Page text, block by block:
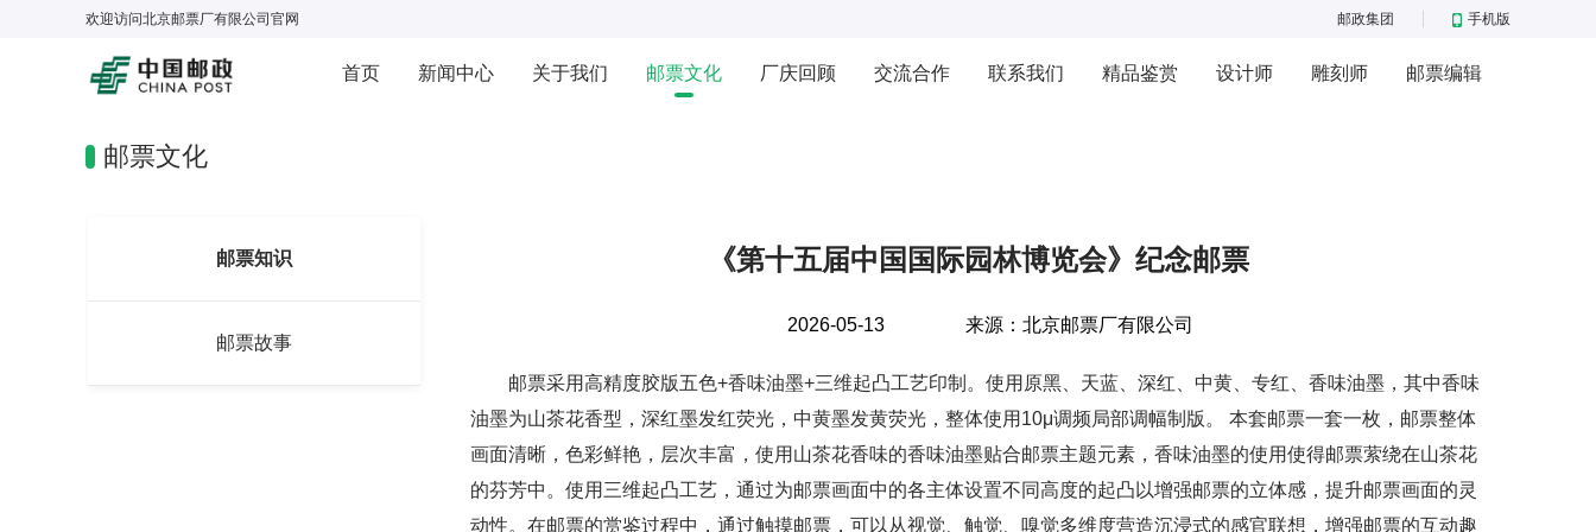
欢迎访问北京邮票厂有限公司 官网 邮政集团 手机版
首页 新闻中心 关于我们 邮票文化 厂庆回顾 交流合作 联系我们 精品鉴赏 设计师 雕刻师 邮票编辑
邮票文化
邮票知识
邮票故事
《第十五届中国国际园林博览会》纪念邮票
2026-05-13 来源： 北京邮票厂有限公司
邮票采用高精度胶版五色+香味油墨+三维起凸工艺印制。使用原黑、天蓝、深红、中黄、专红、香味油墨，其中香味
油墨为山茶花香型，深红墨发红荧光，中黄墨发黄荧光，整体使用10μ调频局部调幅制版。 本套邮票一套一枚，邮票整体
画面清晰，色彩鲜艳，层次丰富，使用山茶花香味的香味油墨贴合邮票主题元素，香味油墨的使用使得邮票萦绕在山茶花
的芬芳中。使用三维起凸工艺，通过为邮票画面中的各主体设置不同高度的起凸以增强邮票的立体感，提升邮票画面的灵
动性。在邮票的赏鉴过程中，通过触摸邮票，可以从视觉、触觉、嗅觉多维度营造沉浸式的感官联想，增强邮票的互动趣